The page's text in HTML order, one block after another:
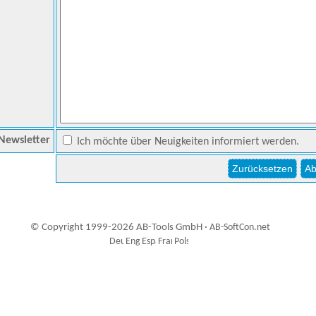
Newsletter Ich möchte über Neuigkeiten informiert werden.
© Copyright 1999-2026 AB-Tools GmbH · AB-SoftCon.net